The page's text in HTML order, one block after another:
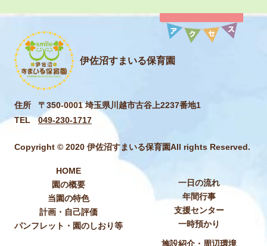
伊佐沼すまいる保育園
住所
〒350-0001 埼玉県川越市古谷上2237番地1
TEL
049-230-1717
Copyright © 2020 伊佐沼すまいる保育園All rights Reserved.
HOME
園の概要
当園の特色
計画・自己評価
パンフレット・園のしおり等
一日の流れ
年間行事
支援センター
一時預かり
施設紹介・周辺環境